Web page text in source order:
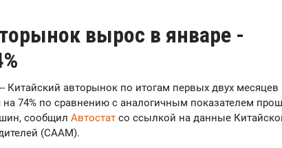
вырос в январе -
Китайский авторынок по итогам первых двух месяцев
на 74% по сравнению с аналогичным показателем
сообщил Автостат со ссылкой на данные
(СААМ).